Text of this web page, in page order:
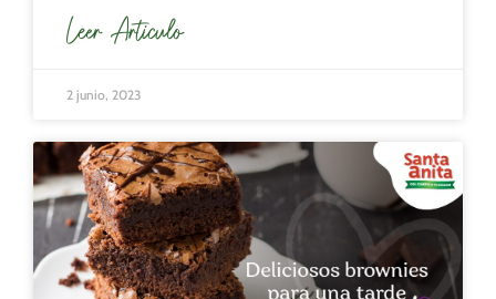
Leer Articulo
2 junio, 2023